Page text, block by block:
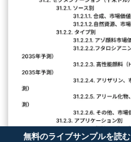
無料のライブサンプルを読む